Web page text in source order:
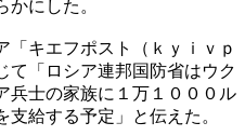
にした。
「キエフポスト（ｋｙｉｖｐ
て「ロシア連邦国防省はウク
兵士の家族に１万１０００ル
給する予定」と伝えた。